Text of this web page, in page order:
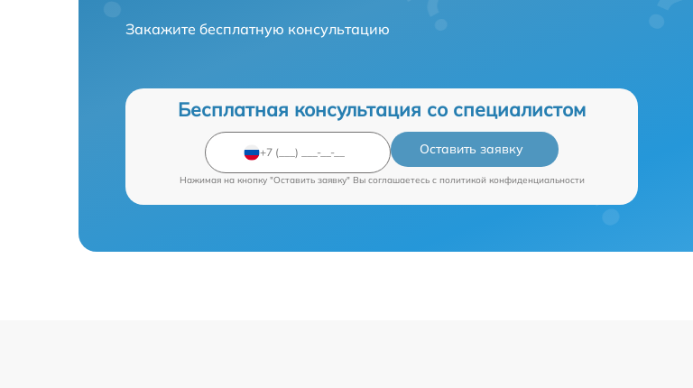
Закажите бесплатную консультацию
Бесплатная консультация со специалистом
Оставить заявку
Нажимая на кнопку "Оставить заявку" Вы соглашаетесь c политикой конфиденциальности